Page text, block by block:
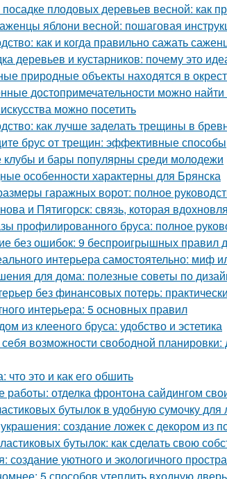
плодовых деревьев весной: как
яблони весной: пошаговая
как и когда правильно сажать
деревьев и кустарников: почему это
природные объекты находятся в
достопримечательности можно
можно посетить
как лучше заделать трещины в
брус от трещин: эффективные способы
клубы и бары популярны среди молодежи
особенности характерны для Брянска
гаражных ворот: полное
и Пятигорск: связь, которая
профилированного бруса: полное
без ошибок: 9 беспроигрышных правил
интерьера самостоятельно: миф
для дома: полезные советы по
без финансовых потерь:
интерьера: 5 основных правил
из клееного бруса: удобство и эстетика
возможности свободной планировки:
что это и как его обшить
работы: отделка фронтона сайдингом
бутылок в удобную сумочку для
создание ложек с декором из
бутылок: как сделать свою
создание уютного и экологичного